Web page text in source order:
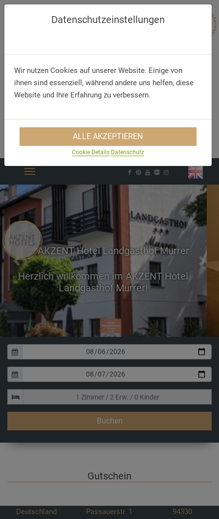
Telefon
+49 (94 21) 99 43 0
E-Mail
AKZENT Hotel Landgasthof Murrer
Erholen Sie sich in
Previous Next
Buchen
Gutschein
Deutschland Passauerstr. 1
94330
Datenschutzeinstellungen
Wir nutzen Cookies auf unserer Website. Einige von
ihnen sind essenziell, während andere uns helfen, diese
Website und Ihre Erfahrung zu verbessern.
ALLE AKZEPTIEREN
Cookie Details Datenschutz